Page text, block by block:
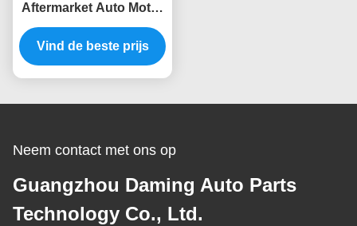
Aftermarket Auto Motor
Starter Voor Toyota
Corolla 2007-2013 1.6L
Vind de beste prijs
Neem contact met ons op
Guangzhou Daming Auto Parts
Technology Co., Ltd.